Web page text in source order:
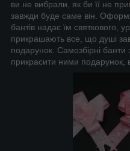
ви не вибрали, як би її не
завжди буде саме він.
бантів надає їм святкового,
прикрашають все, що душі
подарунок. Самозбірні банти
прикрасити ними подарунок,